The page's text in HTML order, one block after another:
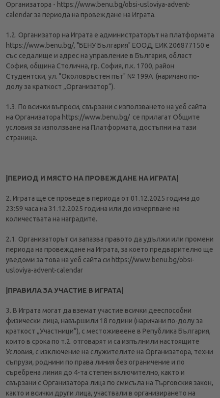
Организатора - https://www.benu.bg/obsi-usloviya-advent-
calendar за периода на провеждане на Играта.
1.2. Организатор на Играта е администраторът на платформата
https://www.benu.bg/, "БЕНУ България" ЕООД, ЕИК 206877150 е
със седалище и адрес на управление в България, област
София, община Столична, гр. София, п.к. 1700, район
Студентски, ул. "Околовръстен път" № 199А (наричано по-
долу за краткост „Организатор“).
1.3. По всички въпроси, свързани с използването на уеб сайта
на Организатора https://www.benu.bg/ се прилагат Общите
условия за използване на Платформата, достъпни на тази
страница.
|ПЕРИОД И МЯСТО НА ПРОВЕЖДАНЕ НА ИГРАТА|
2. Играта ще се проведе в периода от 01.12.2025 година до
23:59 часа на 31.12.2025 година или до изчерпване на
количествата на наградите.
2.1. Организаторът си запазва правото да удължи или промени
периода на провеждане на Играта, за което предварително ще
уведоми за това на уеб сайта си https://www.benu.bg/obsi-
usloviya-advent-calendar
|ПРАВИЛА ЗА УЧАСТИЕ В ИГРАТА|
3. В Играта могат да вземат участие всички дееспособни
физически лица, навършили 18 години (наричани по-долу за
краткост „Участници“), с местоживеене в Република България,
които в срока по т.2. отговарят и са изпълнили настоящите
Условия, с изключение на служителите на Организатора, техни
съпрузи, роднини по права линия без ограничение и по
съребрена линия до 4-та степен включително, както и
свързани с Организатора лица по смисъла на Търговския закон,
както и всички други лица, участвали в организирането на